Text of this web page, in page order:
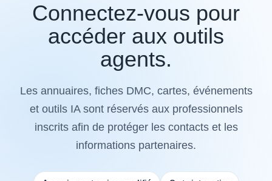
Connectez-vous pour
accéder aux outils
agents.
Les annuaires, fiches DMC, cartes, événements
et outils IA sont réservés aux professionnels
inscrits afin de protéger les contacts et les
informations partenaires.